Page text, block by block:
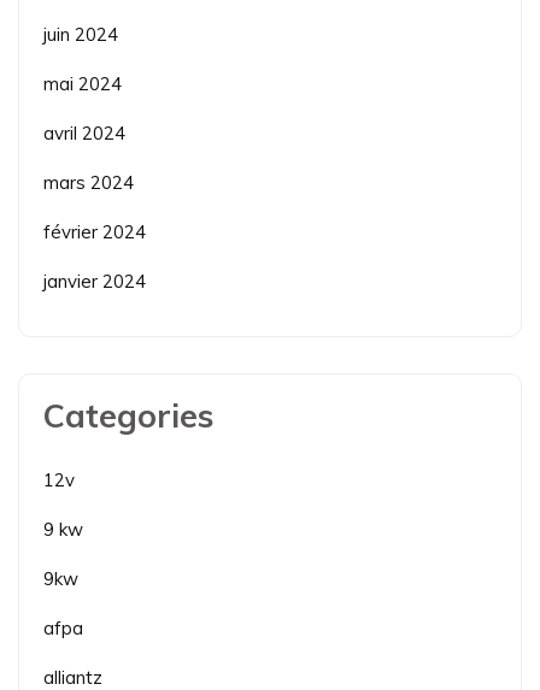
juin 2024
mai 2024
avril 2024
mars 2024
février 2024
janvier 2024
Categories
12v
9 kw
9kw
afpa
alliantz